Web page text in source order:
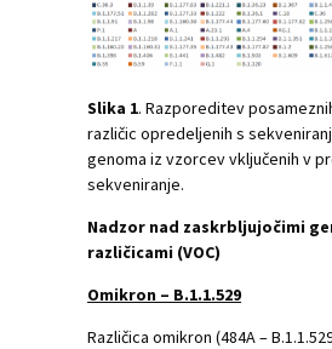
Slika 1. Razporeditev
različic opredeljenih s
genoma iz vzorcev vključenih v
sekveniranje.
Nadzor nad zaskrbljujočimi
različicami (VOC)
Omikron – B.1.1.529
Različica omikron (484A –